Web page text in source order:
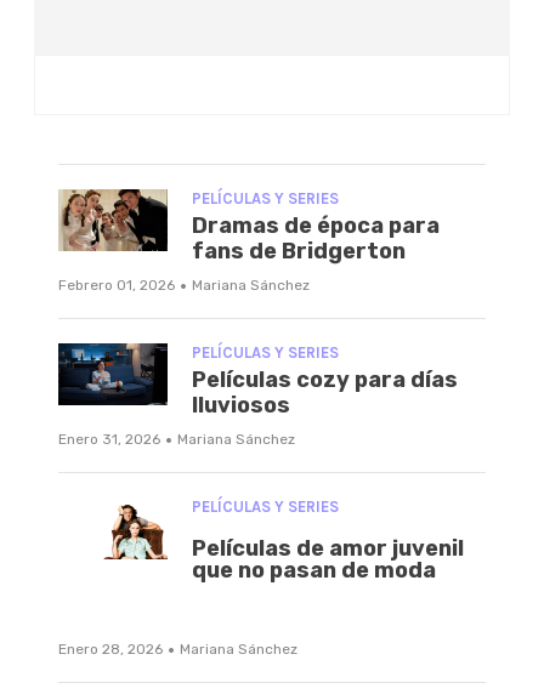
PELÍCULAS Y SERIES
Dramas de época para
fans de Bridgerton
Febrero 01, 2026 · Mariana Sánchez
PELÍCULAS Y SERIES
Películas cozy para días
lluviosos
Enero 31, 2026 · Mariana Sánchez
PELÍCULAS Y SERIES
Películas de amor juvenil
que no pasan de moda
Enero 28, 2026 · Mariana Sánchez